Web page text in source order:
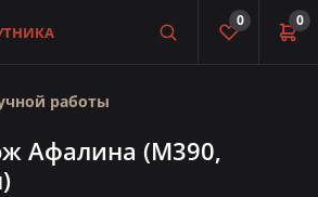
0
0
работы
Афалина (М390,